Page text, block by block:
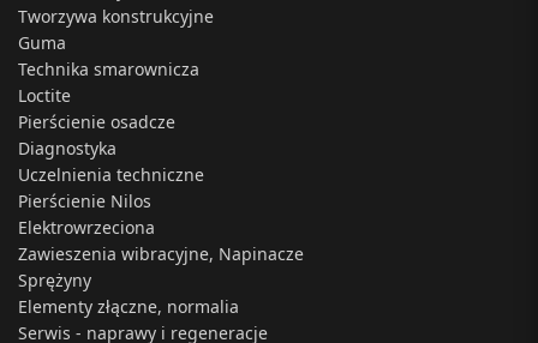
Tworzywa konstrukcyjne
Guma
Technika smarownicza
Loctite
Pierścienie osadcze
Diagnostyka
Uczelnienia techniczne
Pierścienie Nilos
Elektrowrzeciona
Zawieszenia wibracyjne, Napinacze
Sprężyny
Elementy złączne, normalia
Serwis - naprawy i regeneracje